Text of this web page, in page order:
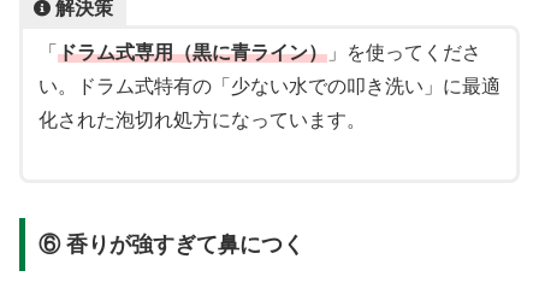
解決策
「 ドラム式専用（黒に青ライン）」を使ってくださ
い。ドラム式特有の「少ない水での叩き洗い」に最適
化された泡切れ処方になっています。
⑥ 香りが強すぎて鼻につく